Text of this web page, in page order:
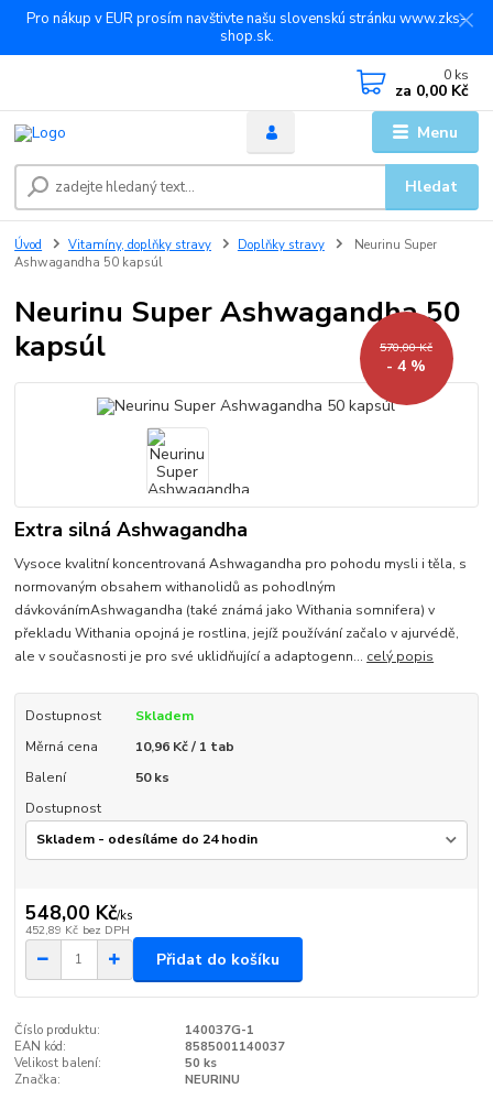
Pro nákup v EUR prosím navštivte našu slovenskú stránku www.zks-
shop.sk.
Menu
Hledat
0 ks
za 0,00 Kč
Úvod Vitamíny, doplňky stravy Doplňky stravy
Neurinu Super
Ashwagandha 50 kapsúl
Neurinu Super Ashwagandha 50
kapsúl
570,00 Kč
- 4 %
Extra silná Ashwagandha
Vysoce kvalitní koncentrovaná Ashwagandha pro pohodu mysli i těla, s
normovaným obsahem withanolidů as pohodlným
dávkovánímAshwagandha (také známá jako Withania somnifera) v
překladu Withania opojná je rostlina, jejíž používání začalo v ajurvédě,
ale v současnosti je pro své uklidňující a adaptogenn... celý popis
Dostupnost
Skladem
Měrná cena
10,96 Kč / 1 tab
Balení
50 ks
Dostupnost
548,00 Kč/ks
452,89 Kč bez DPH
Přidat do košíku
Číslo produktu:
140037G-1
EAN kód:
8585001140037
Velikost balení:
50 ks
Značka:
NEURINU